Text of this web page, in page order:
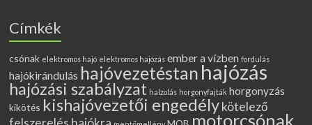
Címkék
csónak elektromos hajó elektromos hajózás ember a vízben fordulás
hajókirándulás hajóvezetéstan hajózás
hajózási szabályzat halzolás horgonyfajták horgonyzás
kikötés kishajóvezetői engedélykötelező
motorcsónak